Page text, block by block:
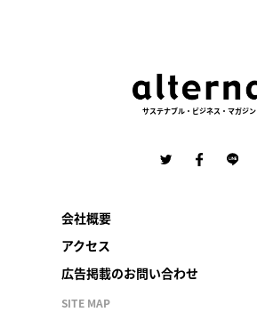
サステナブル・ビジネス・マガジン
会社概要
アクセス
広告掲載のお問い合わせ
SITE MAP